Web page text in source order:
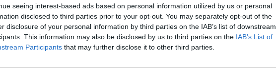
seeing interest-based ads based on personal information utilized by us or personal
disclosed to third parties prior to your opt-out. You may separately opt-out of the
disclosure of your personal information by third parties on the IAB’s list of downstream
This information may also be disclosed by us to third parties on the IAB’s List of
Participants that may further disclose it to other third parties.
Τουλάχιστον 3ετή προϋπηρεσία σε ανάλογη θέση
Επαγγελματική εμφάνιση και συμπεριφορά
Καλή γνώση Αγγλικής γλώσσας